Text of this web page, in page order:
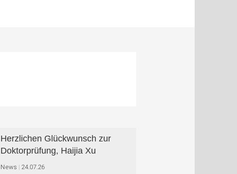
Herzlichen Glückwunsch zur
Doktorprüfung, Haijia Xu
News 24.07.26